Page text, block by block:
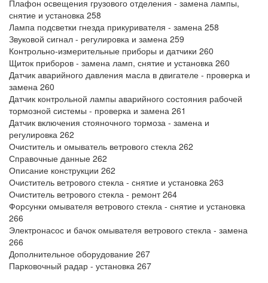
Плафон освещения грузового отделения - замена лампы,
снятие и установка 258
Лампа подсветки гнезда прикуривателя - замена 258
Звуковой сигнал - регулировка и замена 259
Контрольно-измерительные приборы и датчики 260
Щиток приборов - замена ламп, снятие и установка 260
Датчик аварийного давления масла в двигателе - проверка и
замена 260
Датчик контрольной лампы аварийного состояния рабочей
тормозной системы - проверка и замена 261
Датчик включения стояночного тормоза - замена и
регулировка 262
Очиститель и омыватель ветрового стекла 262
Справочные данные 262
Описание конструкции 262
Очиститель ветрового стекла - снятие и установка 263
Очиститель ветрового стекла - ремонт 264
Форсунки омывателя ветрового стекла - снятие и установка
266
Электронасос и бачок омывателя ветрового стекла - замена
266
Дополнительное оборудование 267
Парковочный радар - установка 267